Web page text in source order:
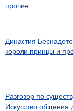
прочие...
Династия
короли принцы и
Разговор по
Искусство общения